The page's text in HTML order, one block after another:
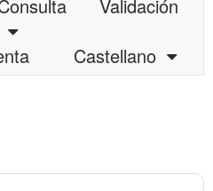
Validación
Castellano